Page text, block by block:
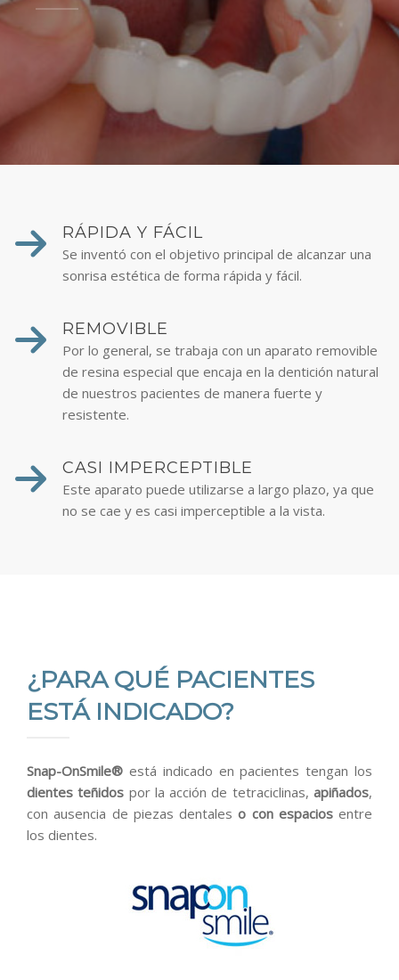
RÁPIDA Y FÁCIL
Se inventó con el objetivo principal de alcanzar una
sonrisa estética de forma rápida y fácil.
REMOVIBLE
Por lo general, se trabaja con un aparato removible
de resina especial que encaja en la dentición natural
de nuestros pacientes de manera fuerte y
resistente.
CASI IMPERCEPTIBLE
Este aparato puede utilizarse a largo plazo, ya que
no se cae y es casi imperceptible a la vista.
¿PARA QUÉ PACIENTES
ESTÁ INDICADO?
Snap-OnSmile® está indicado en pacientes tengan los
dientes teñidos por la acción de tetraciclinas,apiñados,
con ausencia de piezas dentaleso con espaciosentre
los dientes.